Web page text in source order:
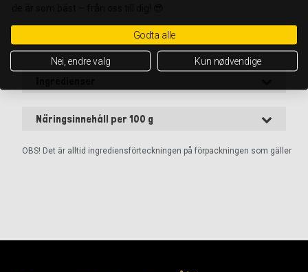
Näringsinnehåll per 100 g
OBS! Det är alltid ingrediensförteckningen på förpackningen som gäller
Godta alle
Nei, endre valg Kun nødvendige